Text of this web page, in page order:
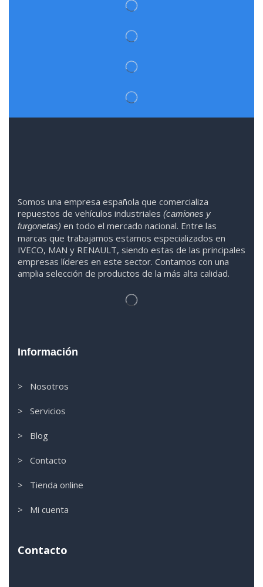
Somos una empresa española que comercializa
repuestos de vehículos industriales (camiones y
furgonetas) en todo el mercado nacional. Entre las
marcas que trabajamos estamos especializados en
IVECO, MAN y RENAULT, siendo estas de las principales
empresas líderes en este sector. Contamos con una
amplia selección de productos de la más alta calidad.
Información
> Nosotros
> Servicios
> Blog
> Contacto
> Tienda online
> Mi cuenta
Contacto